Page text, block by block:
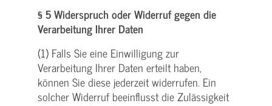
§ 5 Widerspruch oder Widerruf gegen die
Verarbeitung Ihrer Daten
(1) Falls Sie eine Einwilligung zur
Verarbeitung Ihrer Daten erteilt haben,
können Sie diese jederzeit widerrufen. Ein
solcher Widerruf beeinflusst die Zulässigkeit